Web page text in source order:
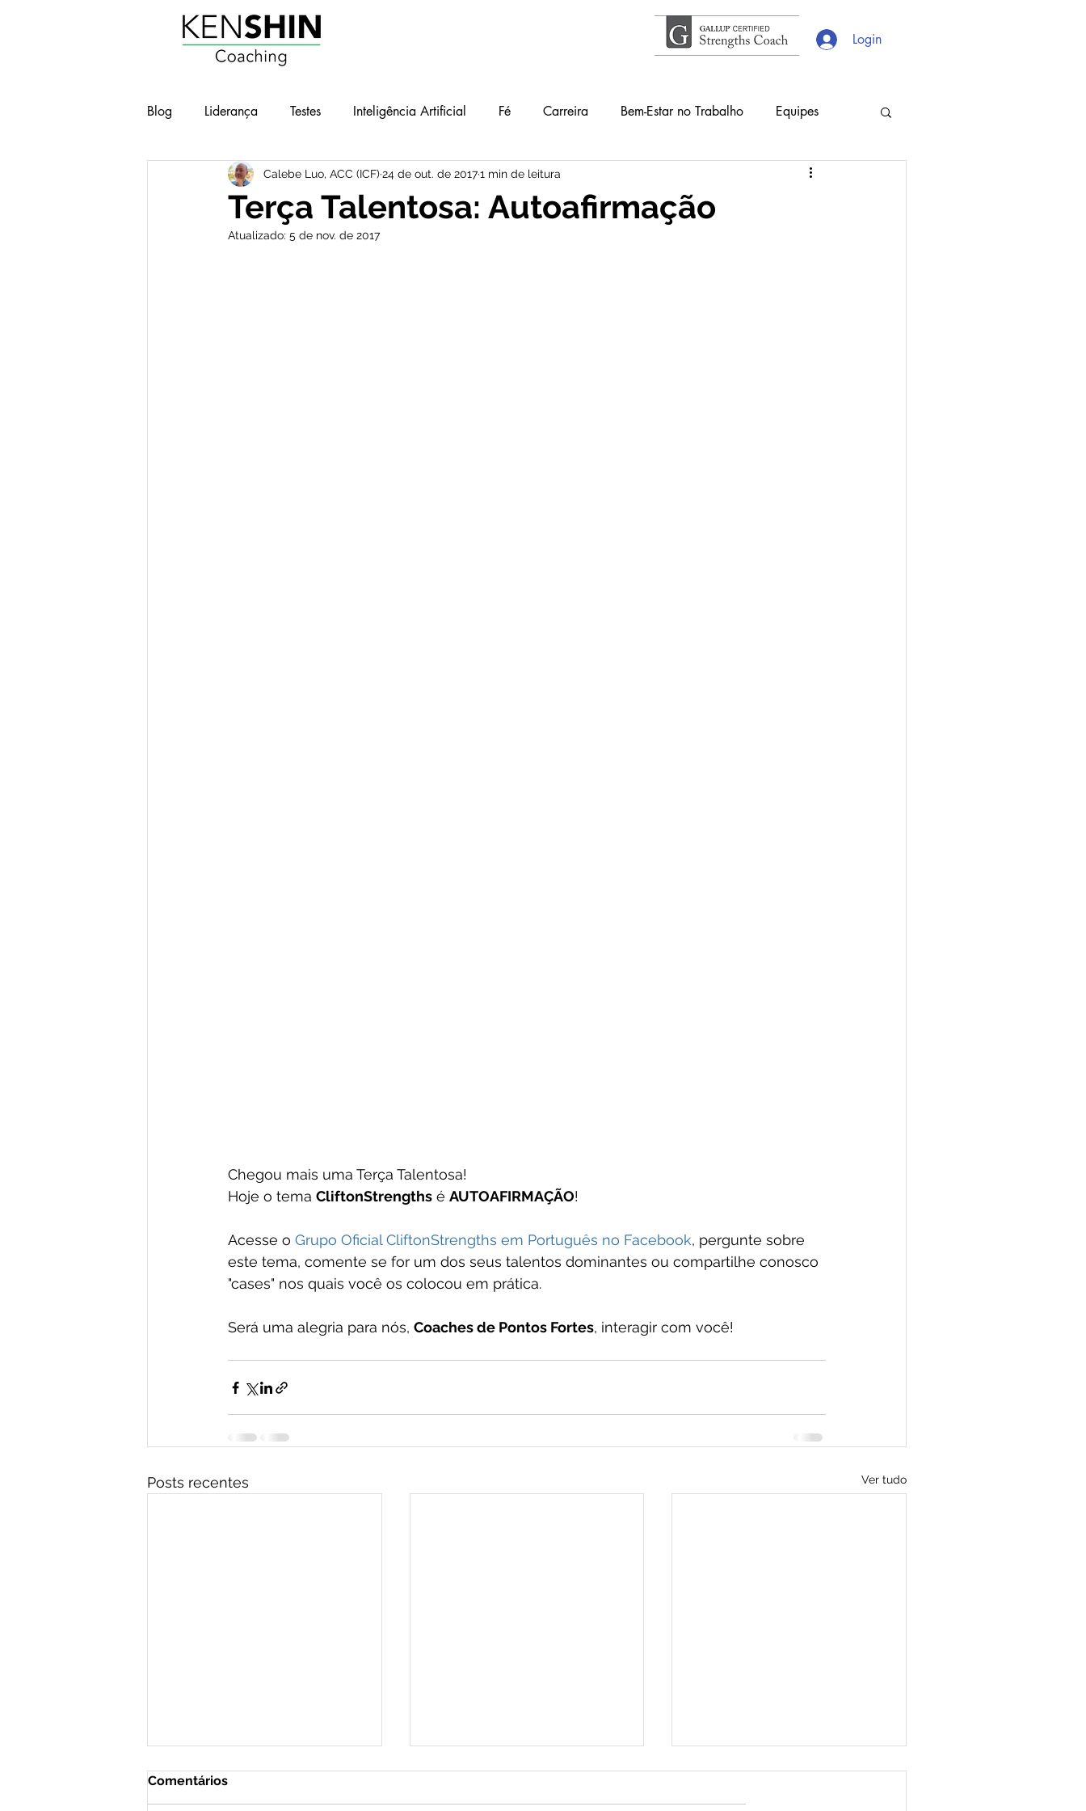
Login
Blog Liderança Testes Inteligência Artificial Fé Carreira Bem-Estar no Trabalho Equipes
Workshops Geek e Pop Acontece Livros #34Lentes
BOT - Brilho nos Olhos no Trabalho
Terça Talentosa: Autoafirmação
Calebe Luo, ACC (ICF) 24 de out. de 20171 min de leitura
Atualizado: 5 de nov. de 2017
Chegou mais uma Terça Talentosa!
Hoje o tema CliftonStrengths é AUTOAFIRMAÇÃO!
Acesse o Grupo Oficial CliftonStrengths em Português no Facebook, pergunte sobre
este tema, comente se for um dos seus talentos dominantes ou compartilhe conosco
"cases" nos quais você os colocou em prática.
Será uma alegria para nós, Coaches de Pontos Fortes, interagir com você!
Posts recentes Ver tudo
Comentários